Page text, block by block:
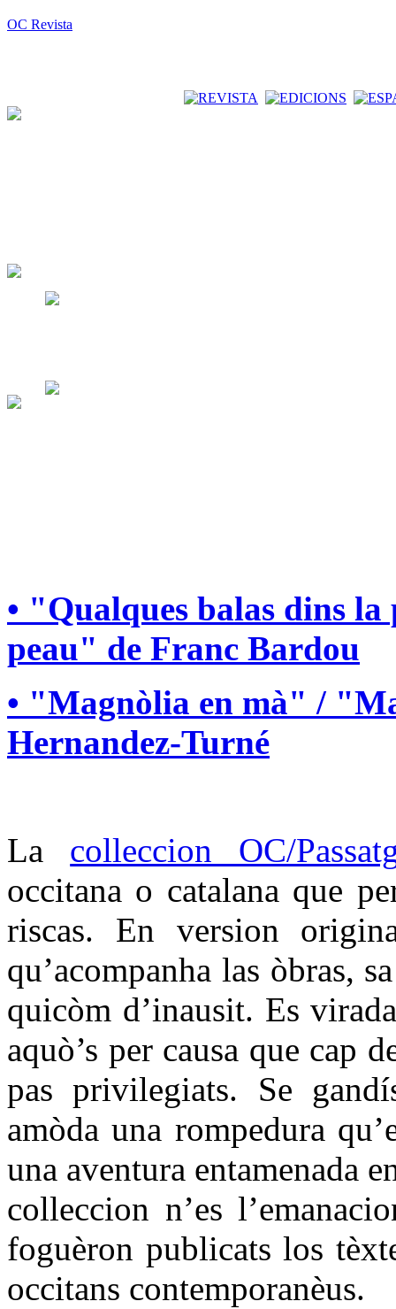
OC Revista
• "Qualques balas dins
peau" de Franc Bardou
• "Magnòlia en mà" /
Hernandez-Turné
La colleccion OC/
occitana o catalana que
riscas. En version
qu’acompanha las òbras,
quicòm d’inausit. Es
aquò’s per causa que cap
pas privilegiats. Se
amòda una rompedura
una aventura entamenada
colleccion n’es
foguèron publicats los
occitans contemporanèus.